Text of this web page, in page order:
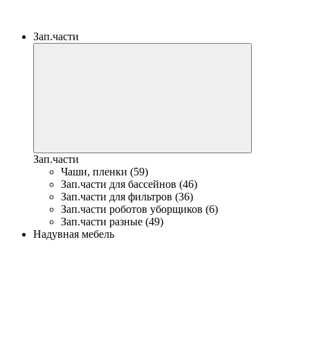
Зап.части
Зап.части
Чаши, пленки (59)
Зап.части для бассейнов (46)
Зап.части для фильтров (36)
Зап.части роботов уборщиков (6)
Зап.части разные (49)
Надувная мебель